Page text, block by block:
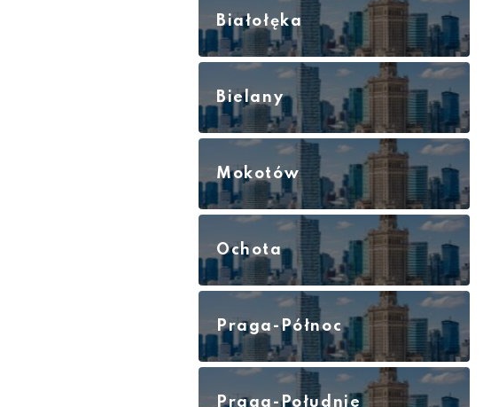
Białołęka
Bielany
Mokotów
Ochota
Praga-Północ
Praga-Południe